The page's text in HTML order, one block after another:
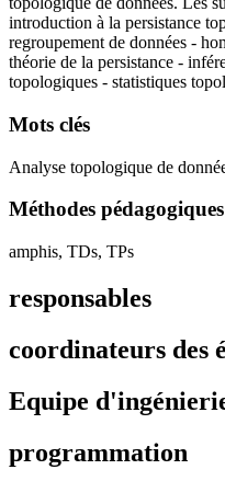
introduction à la persistance
regroupement de données -
théorie de la persistance -
topologiques - statistiques
Mots clés
Analyse topologique de
Méthodes pédagogiques
amphis, TDs, TPs
responsables
coordinateurs des
Equipe
programmation